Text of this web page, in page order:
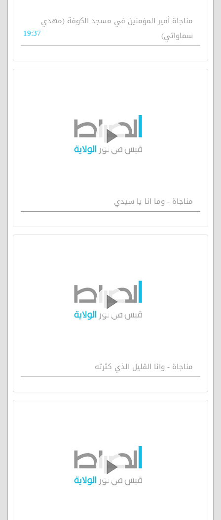
مناجاة أمير المؤمنين في مسجد الكوفة (مهدي
سماواتي)
19:37
مناجاة - وما انا يا سيدي
مناجاة - وانا القليل الذي كثرته